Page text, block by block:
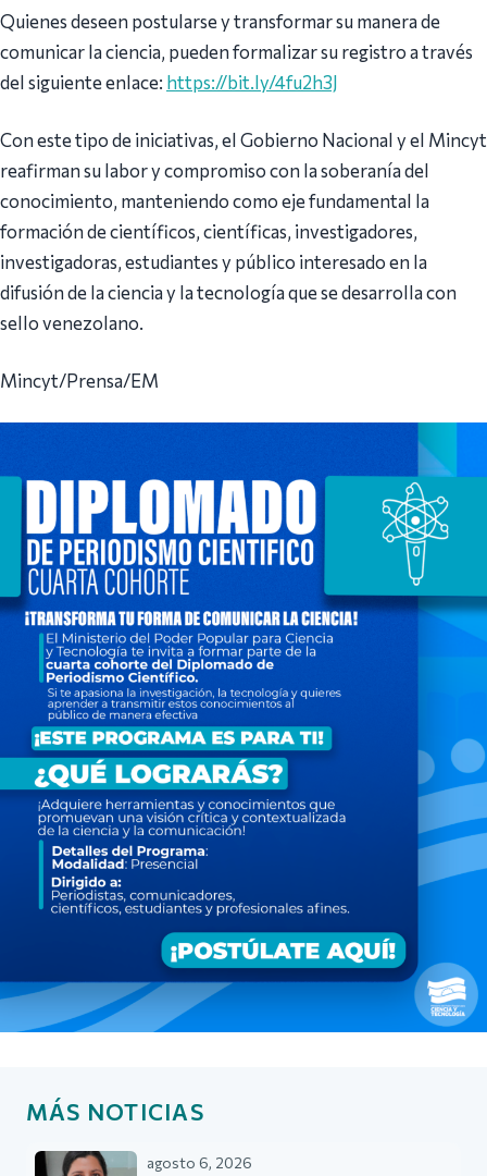
Quienes deseen postularse y transformar su manera de
comunicar la ciencia, pueden formalizar su registro a través
del siguiente enlace: https://bit.ly/4fu2h3J
Con este tipo de iniciativas, el Gobierno Nacional y el Mincyt
reafirman su labor y compromiso con la soberanía del
conocimiento, manteniendo como eje fundamental la
formación de científicos, científicas, investigadores,
investigadoras, estudiantes y público interesado en la
difusión de la ciencia y la tecnología que se desarrolla con
sello venezolano.
Mincyt/Prensa/EM
MÁS NOTICIAS
agosto 6, 2026